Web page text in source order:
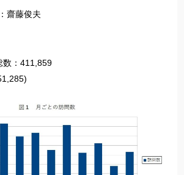
齋藤俊夫
：411,859